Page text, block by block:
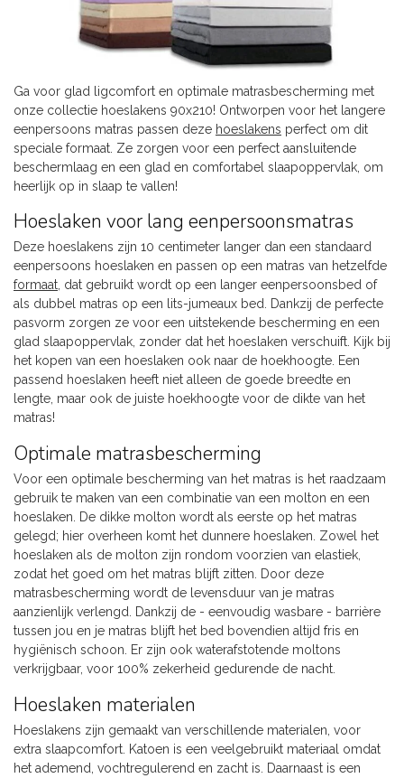
Ga voor glad ligcomfort en optimale matrasbescherming met
onze collectie hoeslakens 90x210! Ontworpen voor het langere
eenpersoons matras passen deze hoeslakens perfect om dit
speciale formaat. Ze zorgen voor een perfect aansluitende
beschermlaag en een glad en comfortabel slaapoppervlak, om
heerlijk op in slaap te vallen!
Hoeslaken voor lang eenpersoonsmatras
Deze hoeslakens zijn 10 centimeter langer dan een standaard
eenpersoons hoeslaken en passen op een matras van hetzelfde
formaat, dat gebruikt wordt op een langer eenpersoonsbed of
als dubbel matras op een lits-jumeaux bed. Dankzij de perfecte
pasvorm zorgen ze voor een uitstekende bescherming en een
glad slaapoppervlak, zonder dat het hoeslaken verschuift. Kijk bij
het kopen van een hoeslaken ook naar de hoekhoogte. Een
passend hoeslaken heeft niet alleen de goede breedte en
lengte, maar ook de juiste hoekhoogte voor de dikte van het
matras!
Optimale matrasbescherming
Voor een optimale bescherming van het matras is het raadzaam
gebruik te maken van een combinatie van een molton en een
hoeslaken. De dikke molton wordt als eerste op het matras
gelegd; hier overheen komt het dunnere hoeslaken. Zowel het
hoeslaken als de molton zijn rondom voorzien van elastiek,
zodat het goed om het matras blijft zitten. Door deze
matrasbescherming wordt de levensduur van je matras
aanzienlijk verlengd. Dankzij de - eenvoudig wasbare - barrière
tussen jou en je matras blijft het bed bovendien altijd fris en
hygiënisch schoon. Er zijn ook waterafstotende moltons
verkrijgbaar, voor 100% zekerheid gedurende de nacht.
Hoeslaken materialen
Hoeslakens zijn gemaakt van verschillende materialen, voor
extra slaapcomfort. Katoen is een veelgebruikt materiaal omdat
het ademend, vochtregulerend en zacht is. Daarnaast is een